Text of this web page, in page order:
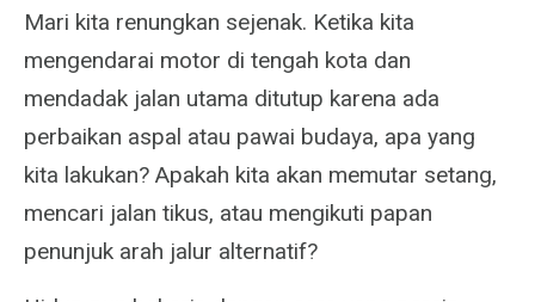
Mari kita renungkan sejenak. Ketika kita
mengendarai motor di tengah kota dan
mendadak jalan utama ditutup karena ada
perbaikan aspal atau pawai budaya, apa yang
kita lakukan? Apakah kita akan memutar setang,
mencari jalan tikus, atau mengikuti papan
penunjuk arah jalur alternatif?